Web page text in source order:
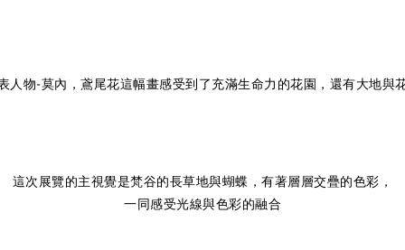
人物-莫內，鳶尾花這幅畫感受到了充滿生命力的花園，還有大地與
這次展覽的主視覺是梵谷的長草地與蝴蝶，有著層層交疊的色彩，
一同感受光線與色彩的融合